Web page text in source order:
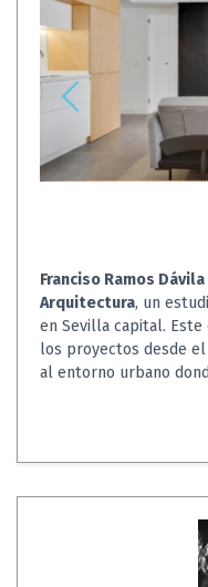
Franciso Ramos Dávila
Arquitectura, un
en Sevilla capital.
los proyectos desde
al entorno urbano